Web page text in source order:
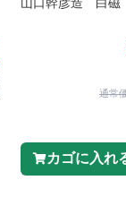
通常
カゴに入れ